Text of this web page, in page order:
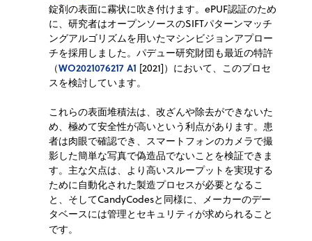
錠剤の表面に霧状に吹き付けます。ePUF認証のため
に、研究者はオープンソースのSIFTパターンマッチ
ングアルゴリズムを用いたマシンビジョンアプロー
チを採用しました。パデュー研究財団も最近の特許
（WO2021076217 A1 [2021]）において、このプロセ
スを検討しています。
これらの表面堆積法は、改ざんや除去ができないた
め、極めて安全性が高いという利点があります。患
者は肉眼で確認でき、スマートフォンのカメラで撮
影した簡単な写真で偽造品でないことを検証できま
す。主な欠点は、より高いスループットを実現する
ために自動化された製造プロセスが必要となるこ
と、そしてCandyCodesと同様に、メーカーのデー
タベースには管理とセキュリティが求められること
です。